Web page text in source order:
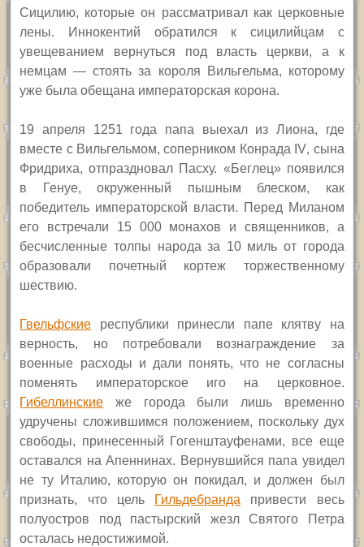
Сицилию, которые он рассматривал как церковные
лены. Иннокентий обратился к сицилийцам с
увещеванием вернуться под власть церкви, а к
немцам — стоять за короля Вильгельма, которому
уже была обещана императорская корона.
19 апреля 1251 года папа выехал из Лиона, где
вместе с Вильгельмом, соперником Конрада IV, сына
Фридриха, отпраздновал Пасху. «Беглец» появился
в Генуе, окруженный пышным блеском, как
победитель императорской власти. Перед Миланом
его встречали 15 000 монахов и священников, а
бесчисленные толпы народа за 10 миль от города
образовали почетный кортеж торжественному
шествию.
Гвельфские республики принесли папе клятву на
верность, но потребовали вознаграждение за
военные расходы и дали понять, что не согласны
поменять императорское иго на церковное.
Гибеллинские же города были лишь временно
удручены сложившимся положением, поскольку дух
свободы, принесенный Гогенштауфенами, все еще
оставался на Апеннинах. Вернувшийся папа увидел
не ту Италию, которую он покидал, и должен был
признать, что цель
Гильдебранда привести весь
полуостров под пастырский жезл Святого Петра
осталась недостижимой.